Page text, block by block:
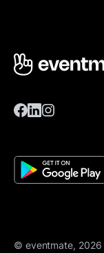
© eventmate, 2026